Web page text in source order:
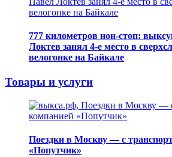
777 километров нон-стоп:
Локтев занял 4-е место в
велогонке на Байкале
Товары и услуги
Поездки в Москву — с
«Попутчик»